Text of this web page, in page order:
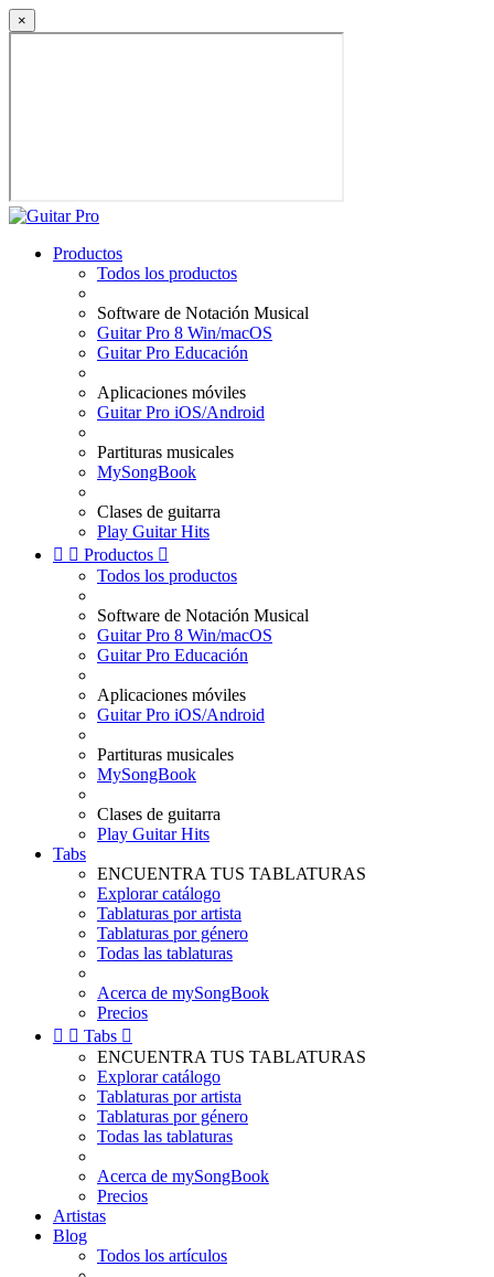
×
Productos
Todos los productos
Software de Notación Musical
Guitar Pro 8 Win/macOS
Guitar Pro Educación
Aplicaciones móviles
Guitar Pro iOS/Android
Partituras musicales
MySongBook
Clases de guitarra
Play Guitar Hits
  Productos 
Todos los productos
Software de Notación Musical
Guitar Pro 8 Win/macOS
Guitar Pro Educación
Aplicaciones móviles
Guitar Pro iOS/Android
Partituras musicales
MySongBook
Clases de guitarra
Play Guitar Hits
Tabs
ENCUENTRA TUS TABLATURAS
Explorar catálogo
Tablaturas por artista
Tablaturas por género
Todas las tablaturas
Acerca de mySongBook
Precios
  Tabs 
ENCUENTRA TUS TABLATURAS
Explorar catálogo
Tablaturas por artista
Tablaturas por género
Todas las tablaturas
Acerca de mySongBook
Precios
Artistas
Blog
Todos los artículos